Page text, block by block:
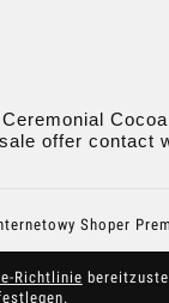
Richtlinie
offer contact
Shoper